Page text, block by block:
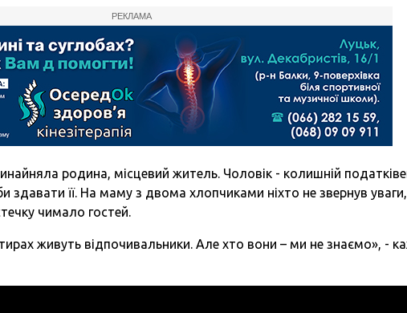
РЕКЛАМА
родина, місцевий житель. Чоловік - колишній
здавати її. На маму з двома хлопчиками ніхто не звернув
чимало гостей.
живуть відпочивальники. Але хто вони – ми не знаємо», -